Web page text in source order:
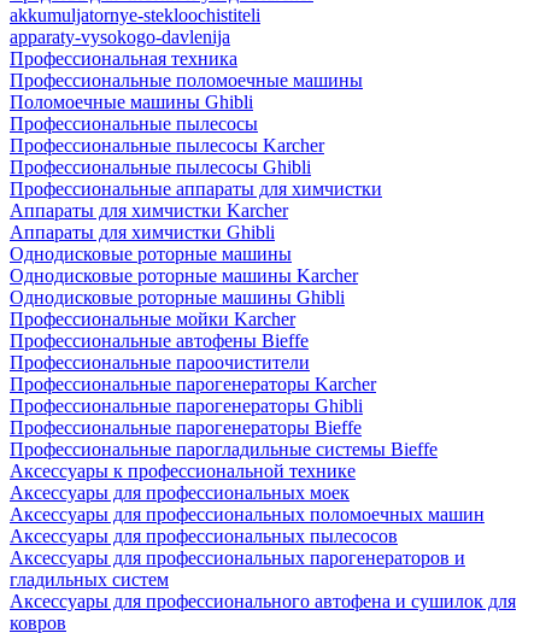
akkumuljatornye-stekloochistiteli
apparaty-vysokogo-davlenija
Профессиональная техника
Профессиональные поломоечные машины
Поломоечные машины Ghibli
Профессиональные пылесосы
Профессиональные пылесосы Karcher
Профессиональные пылесосы Ghibli
Профессиональные аппараты для химчистки
Аппараты для химчистки Karcher
Аппараты для химчистки Ghibli
Однодисковые роторные машины
Однодисковые роторные машины Karcher
Однодисковые роторные машины Ghibli
Профессиональные мойки Karcher
Профессиональные автофены Bieffe
Профессиональные пароочистители
Профессиональные парогенераторы Karcher
Профессиональные парогенераторы Ghibli
Профессиональные парогенераторы Bieffe
Профессиональные парогладильные системы Bieffe
Аксессуары к профессиональной технике
Аксессуары для профессиональных моек
Аксессуары для профессиональных поломоечных машин
Аксессуары для профессиональных пылесосов
Аксессуары для профессиональных парогенераторов и
гладильных систем
Аксессуары для профессионального автофена и сушилок для
ковров